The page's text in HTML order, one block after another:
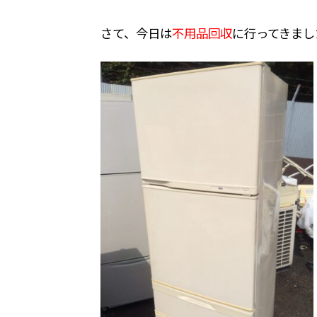
さて、今日は不用品回収に行ってきま